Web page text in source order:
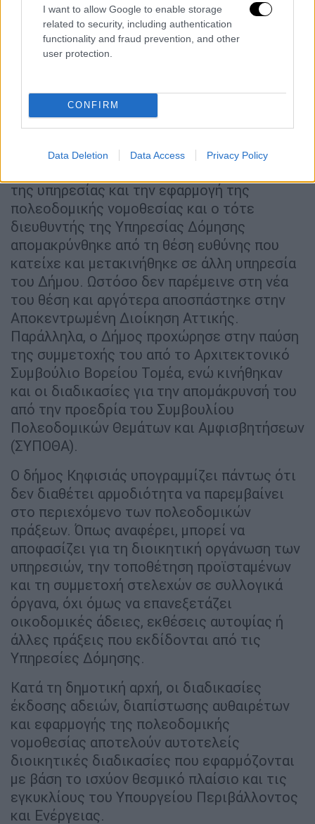
I want to allow Google to enable storage
related to security, including authentication
functionality and fraud prevention, and other
user protection.
CONFIRM
Data Deletion Data Access Privacy Policy
προχωρήσει σε παρεμβάσεις στην Υπηρεσία
Δόμησης αρκετούς μήνες πριν την έναρξη
της αστυνομικής έρευνας και πολύ πριν η
Σύμφωνα με ανακοίνωση της δημοτικής
αρχής, ήδη από τις αρχές της θητείας της
συμπεριφορές που δημιουργούσαν
της υπηρεσίας και την εφαρμογή της
πολεοδομικής νομοθεσίας και ο τότε
διευθυντής της Υπηρεσίας Δόμησης
απομακρύνθηκε από τη θέση ευθύνης που
κατείχε και μετακινήθηκε σε άλλη υπηρεσία
του Δήμου. Ωστόσο δεν παρέμεινε στη νέα
του θέση και αργότερα αποσπάστηκε στην
Αποκεντρωμένη Διοίκηση Αττικής.
Παράλληλα, ο Δήμος προχώρησε στην παύση
της συμμετοχής του από το Αρχιτεκτονικό
Συμβούλιο Βορείου Τομέα, ενώ κινήθηκαν
και οι διαδικασίες για την απομάκρυνσή του
από την προεδρία του Συμβουλίου
Πολεοδομικών Θεμάτων και Αμφισβητήσεων
(ΣΥΠΟΘΑ).
Ο δήμος Κηφισιάς υπογραμμίζει πάντως ότι
δεν διαθέτει αρμοδιότητα να παρεμβαίνει
στο περιεχόμενο των πολεοδομικών
πράξεων. Όπως αναφέρει, μπορεί να
αποφασίζει για τη διοικητική οργάνωση των
υπηρεσιών, την τοποθέτηση προϊσταμένων
και τη συμμετοχή στελεχών σε συλλογικά
όργανα, όχι όμως να επανεξετάζει
οικοδομικές άδειες, εκθέσεις αυτοψίας ή
άλλες πράξεις που εκδίδονται από τις
Υπηρεσίες Δόμησης.
Κατά τη δημοτική αρχή, οι διαδικασίες
έκδοσης αδειών, διαπίστωσης αυθαιρέτων
και εφαρμογής της πολεοδομικής
νομοθεσίας αποτελούν αυτοτελείς
διοικητικές διαδικασίες που εφαρμόζονται
με βάση το ισχύον θεσμικό πλαίσιο και τις
εγκυκλίους του Υπουργείου Περιβάλλοντος
και Ενέργειας.